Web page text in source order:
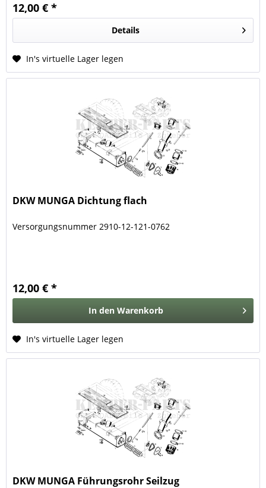
12,00 € *
Details
In's virtuelle Lager legen
DKW MUNGA Dichtung flach
Versorgungsnummer 2910-12-121-0762
12,00 € *
In den Warenkorb
In's virtuelle Lager legen
DKW MUNGA Führungsrohr Seilzug